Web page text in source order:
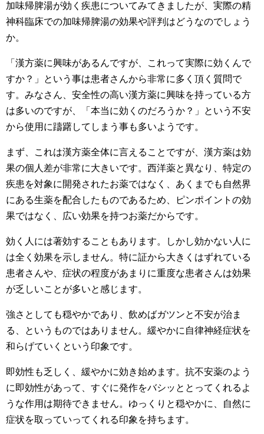
加味帰脾湯が効く疾患についてみてきましたが、実際の精
神科臨床での加味帰脾湯の効果や評判はどうなのでしょう
か。
「漢方薬に興味があるんですが、これって実際に効くんで
すか？」という事は患者さんから非常に多く頂く質問で
す。みなさん、安全性の高い漢方薬に興味を持っている方
は多いのですが、「本当に効くのだろうか？」という不安
から使用に躊躇してしまう事も多いようです。
まず、これは漢方薬全体に言えることですが、漢方薬は効
果の個人差が非常に大きいです。西洋薬と異なり、特定の
疾患を対象に開発されたお薬ではなく、あくまでも自然界
にある生薬を配合したものであるため、ピンポイントの効
果ではなく、広い効果を持つお薬だからです。
効く人には著効することもあります。しかし効かない人に
は全く効果を示しません。特に証から大きくはずれている
患者さんや、症状の程度があまりに重度な患者さんは効果
が乏しいことが多いと感じます。
強さとしても穏やかであり、飲めばガツンと不安が治ま
る、というものではありません。緩やかに自律神経症状を
和らげていくという印象です。
即効性も乏しく、緩やかに効き始めます。抗不安薬のよう
に即効性があって、すぐに発作をバシッととってくれるよ
うな作用は期待できません。ゆっくりと穏やかに、自然に
症状を取っていってくれる印象を持ちます。